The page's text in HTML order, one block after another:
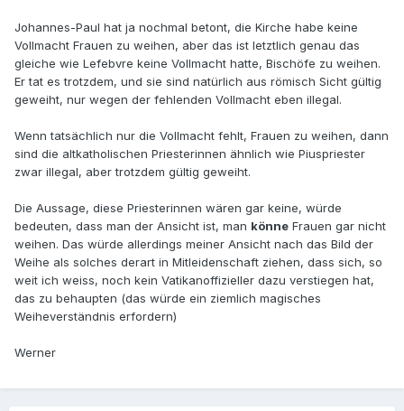
Johannes-Paul hat ja nochmal betont, die Kirche habe keine
Vollmacht Frauen zu weihen, aber das ist letztlich genau das
gleiche wie Lefebvre keine Vollmacht hatte, Bischöfe zu weihen.
Er tat es trotzdem, und sie sind natürlich aus römisch Sicht gültig
geweiht, nur wegen der fehlenden Vollmacht eben illegal.
Wenn tatsächlich nur die Vollmacht fehlt, Frauen zu weihen, dann
sind die altkatholischen Priesterinnen ähnlich wie Piuspriester
zwar illegal, aber trotzdem gültig geweiht.
Die Aussage, diese Priesterinnen wären gar keine, würde
bedeuten, dass man der Ansicht ist, man könne Frauen gar nicht
weihen. Das würde allerdings meiner Ansicht nach das Bild der
Weihe als solches derart in Mitleidenschaft ziehen, dass sich, so
weit ich weiss, noch kein Vatikanoffizieller dazu verstiegen hat,
das zu behaupten (das würde ein ziemlich magisches
Weiheverständnis erfordern)
Werner